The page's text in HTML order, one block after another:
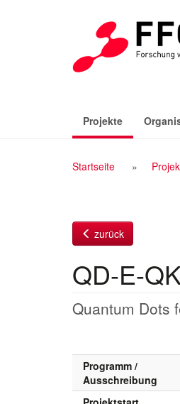
Projekte(aktiv)
Startseite
zurück
QD-E-
Quantum Dots
Programm /
Ausschreibung